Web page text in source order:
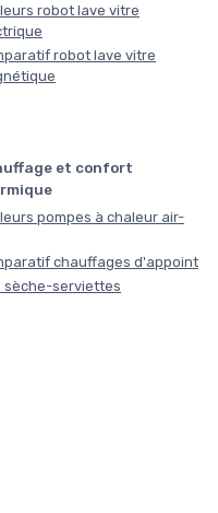
robot lave vitre
robot lave vitre
et confort
pompes à chaleur air-
chauffages d'appoint
sèche-serviettes